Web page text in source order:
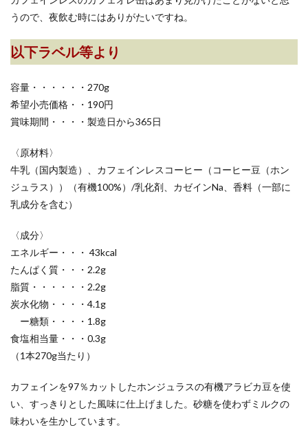
うので、夜飲む時にはありがたいですね。
以下ラベル等より
容量・・・・・・270g
希望小売価格・・190円
賞味期間・・・・製造日から365日
〈原材料〉
牛乳（国内製造）、カフェインレスコーヒー（コーヒー豆（ホン
ジュラス））（有機100%）/乳化剤、カゼインNa、香料（一部に
乳成分を含む）
〈成分〉
エネルギー・・・ 43kcal
たんぱく質・・・2.2g
脂質・・・・・・2.2g
炭水化物・・・・4.1g
ー糖類・・・・1.8g
食塩相当量・・・0.3g
（1本270g当たり）
カフェインを97％カットしたホンジュラスの有機アラビカ豆を使
い、すっきりとした風味に仕上げました。砂糖を使わずミルクの
味わいを生かしています。